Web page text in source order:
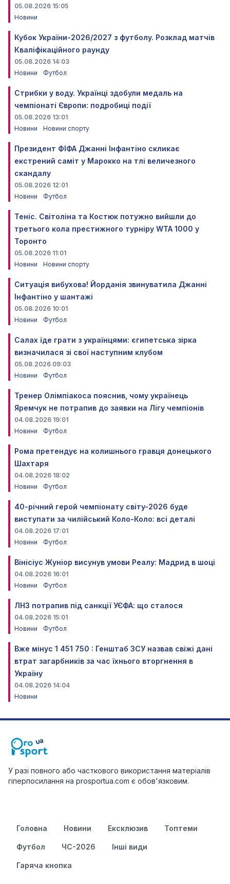
05.08.2026 15:05
Новини
Кубок України-2026/2027 з футболу. Розклад матчів
Кваліфікаційного раунду
05.08.2026 14:03
Новини
Футбол
Стрибки у воду. Українці здобули медаль на
чемпіонаті Європи: подробиці події
05.08.2026 13:01
Новини
Новини спорту
Президент ФІФА Джанні Інфантіно скликає
екстрений саміт у Марокко на тлі величезного
скандалу
05.08.2026 12:01
Новини
Футбол
Теніс. Світоліна та Костюк потужно вийшли до
третього кола престижного турніру WTA 1000 у
Торонто
05.08.2026 11:01
Новини
Новини спорту
Ситуація вибухова! Йорданія звинуватила Джанні
Інфантіно у шантажі
05.08.2026 10:01
Новини
Футбол
Салах їде грати з українцями: єгипетська зірка
визначилася зі свої наступним клубом
05.08.2026 09:03
Новини
Футбол
Тренер Олімпіакоса пояснив, чому українець
Яремчук не потрапив до заявки на Лігу чемпіонів
04.08.2026 19:01
Новини
Футбол
Рома претендує на колишнього гравця донецького
Шахтаря
04.08.2026 18:02
Новини
Футбол
40-річний герой чемпіонату світу-2026 буде
виступати за чилійський Коло-Коло: всі деталі
04.08.2026 17:01
Новини
Футбол
Вінісіус Жуніор висунув умови Реалу: Мадрид в шоці
04.08.2026 16:01
Новини
Футбол
ЛНЗ потрапив під санкції УЄФА: що сталося
04.08.2026 15:01
Новини
Футбол
Вже мінус 1 451 750 : Генштаб ЗСУ назвав свіжі дані
втрат загарбників за час їхнього вторгнення в
Україну
04.08.2026 14:04
Новини
У разі повного або часткового використання матеріалів
гіперпосилання на prosportua.com є обов'язковим.
Головна Новини Ексклюзив Топтеми
Футбол ЧС-2026 Інші види
Гаряча кнопка